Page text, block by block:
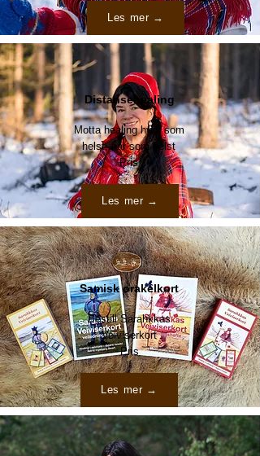
Les mer →
Distansehealing
Motta healing hvor som
helst, når som helst
Pris
Les mer →
Samisk orakelkort
Bestill Sarahkkas
Veiviserkort
Pris
Les mer →